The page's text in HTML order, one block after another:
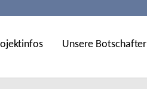
Unsere Botschafter